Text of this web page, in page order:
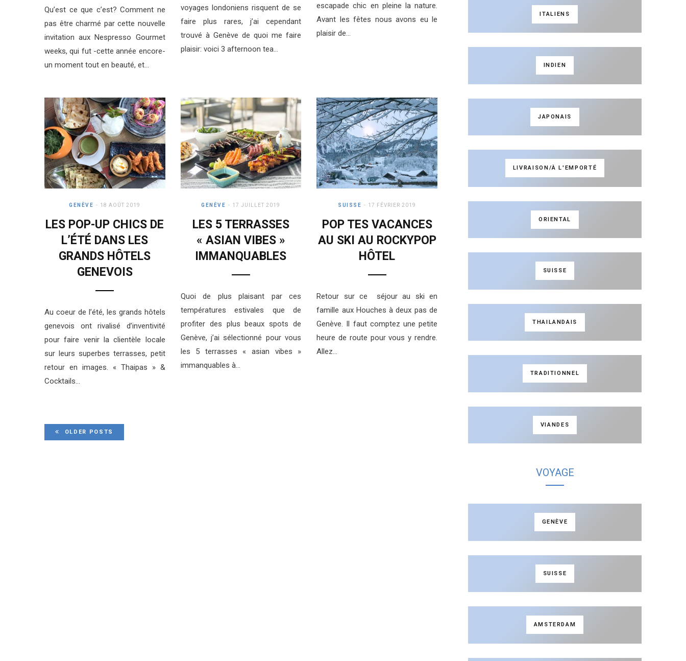
Qu’est ce que c’est? Comment ne
pas être charmé par cette nouvelle
invitation aux Nespresso Gourmet
weeks, qui fut -cette année encore-
un moment tout en beauté, et…
voyages londoniens risquent de se
faire plus rares, j’ai cependant
trouvé à Genève de quoi me faire
plaisir: voici 3 afternoon tea…
escapade chic en pleine la nature.
Avant les fêtes nous avons eu le
plaisir de…
GENÈVE 18 AOÛT 2019
LES POP-UP CHICS DE
L’ÉTÉ DANS LES
GRANDS HÔTELS
GENEVOIS
Au coeur de l’été, les grands hôtels
genevois ont rivalisé d’inventivité
pour faire venir la clientèle locale
sur leurs superbes terrasses, petit
retour en images. « Thaipas » &
Cocktails…
GENÈVE 17 JUILLET 2019
LES 5 TERRASSES
« ASIAN VIBES »
IMMANQUABLES
Quoi de plus plaisant par ces
températures estivales que de
profiter des plus beaux spots de
Genève, j’ai sélectionné pour vous
les 5 terrasses « asian vibes »
immanquables à…
SUISSE 17 FÉVRIER 2019
POP TES VACANCES
AU SKI AU ROCKYPOP
HÔTEL
Retour sur ce séjour au ski en
famille aux Houches à deux pas de
Genève. Il faut comptez une petite
heure de route pour vous y rendre.
Allez…
OLDER POSTS
ITALIENS
INDIEN
JAPONAIS
LIVRAISON/À L'EMPORTÉ
ORIENTAL
SUISSE
THAILANDAIS
TRADITIONNEL
VIANDES
VOYAGE
GENÈVE
SUISSE
AMSTERDAM